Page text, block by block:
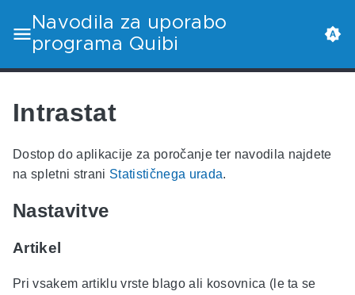
Navodila za uporabo
programa Quibi
Intrastat
Dostop do aplikacije za poročanje ter navodila najdete
na spletni strani Statističnega urada.
Nastavitve
Artikel
Pri vsakem artiklu vrste blago ali kosovnica (le ta se